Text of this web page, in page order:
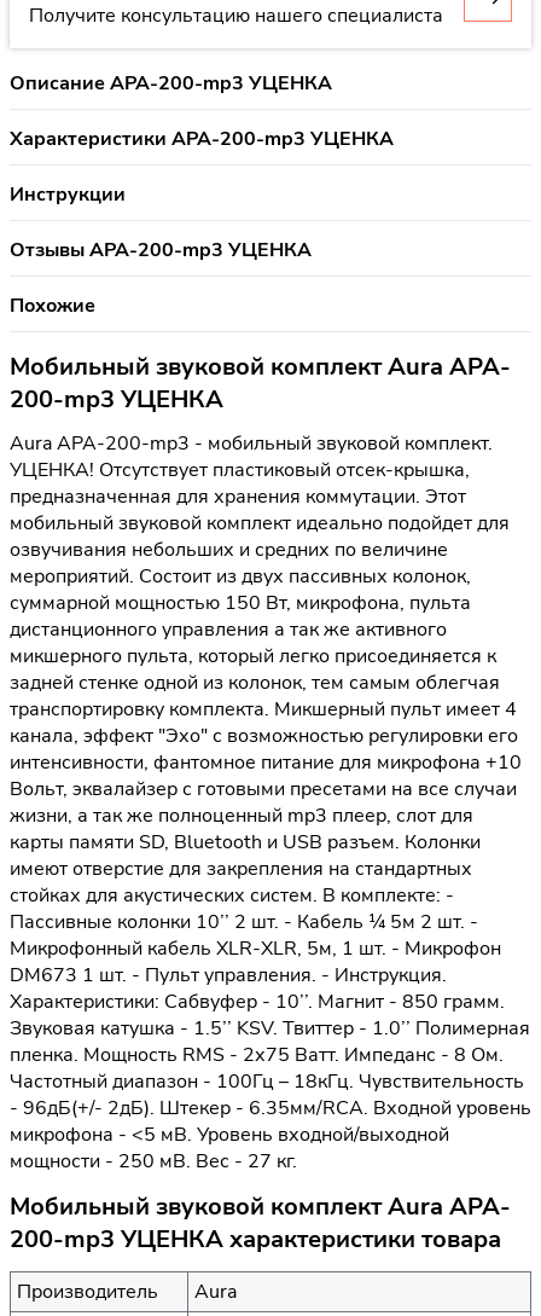
Получите консультацию нашего специалиста
Описание APA-200-mp3 УЦЕНКА
Характеристики APA-200-mp3 УЦЕНКА
Инструкции
Отзывы APA-200-mp3 УЦЕНКА
Похожие
Мобильный звуковой комплект Aura APA-
200-mp3 УЦЕНКА
Aura APA-200-mp3 - мобильный звуковой комплект.
УЦЕНКА! Отсутствует пластиковый отсек-крышка,
предназначенная для хранения коммутации. Этот
мобильный звуковой комплект идеально подойдет для
озвучивания небольших и средних по величине
мероприятий. Состоит из двух пассивных колонок,
суммарной мощностью 150 Вт, микрофона, пульта
дистанционного управления а так же активного
микшерного пульта, который легко присоединяется к
задней стенке одной из колонок, тем самым облегчая
транспортировку комплекта. Микшерный пульт имеет 4
канала, эффект "Эхо" с возможностью регулировки его
интенсивности, фантомное питание для микрофона +10
Вольт, эквалайзер с готовыми пресетами на все случаи
жизни, а так же полноценный mp3 плеер, слот для
карты памяти SD, Bluetooth и USB разъем. Колонки
имеют отверстие для закрепления на стандартных
стойках для акустических систем. В комплекте: -
Пассивные колонки 10’’ 2 шт. - Кабель ¼ 5м 2 шт. -
Микрофонный кабель XLR-XLR, 5м, 1 шт. - Микрофон
DM673 1 шт. - Пульт управления. - Инструкция.
Характеристики: Сабвуфер - 10’’. Магнит - 850 грамм.
Звуковая катушка - 1.5’’ KSV. Твиттер - 1.0’’ Полимерная
пленка. Мощность RMS - 2х75 Ватт. Импеданс - 8 Ом.
Частотный диапазон - 100Гц – 18кГц. Чувствительность
- 96дБ(+/- 2дБ). Штекер - 6.35мм/RCA. Входной уровень
микрофона - <5 мВ. Уровень входной/выходной
мощности - 250 мВ. Вес - 27 кг.
Мобильный звуковой комплект Aura APA-
200-mp3 УЦЕНКА характеристики товара
Производитель
Aura